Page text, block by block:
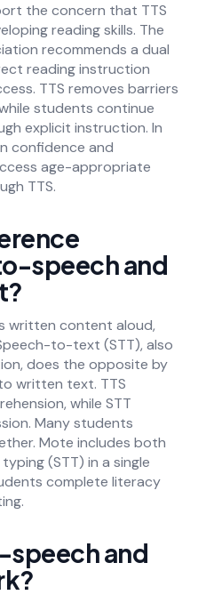
the concern that TTS
reading skills. The
recommends a dual
reading instruction
TTS removes barriers
students continue
explicit instruction. In
confidence and
age-appropriate
TTS.
speech and
written content aloud,
to-text (STT), also
does the opposite by
written text. TTS
while STT
Many students
Mote includes both
(STT) in a single
complete literacy
and